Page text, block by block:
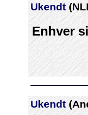
Ukendt
Enhver
Ukendt